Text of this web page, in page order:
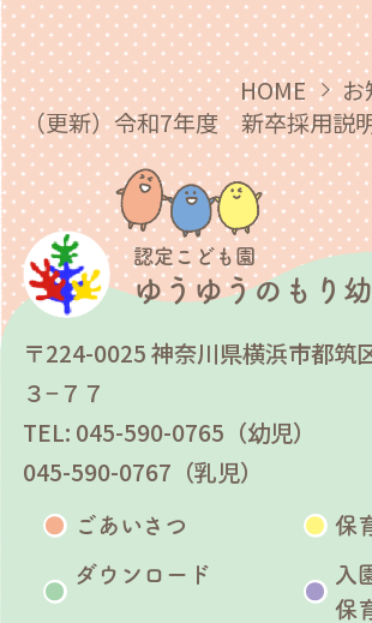
HOME
（更新）令和7年度 新卒採用説
認定こども園
ゆうゆうのもり
〒224-0025 神奈川県横浜市都筑
３−７７
TEL: 045-590-0765（幼児）
045-590-0767（乳児）
ごあいさつ 保
ダウンロード
入
保